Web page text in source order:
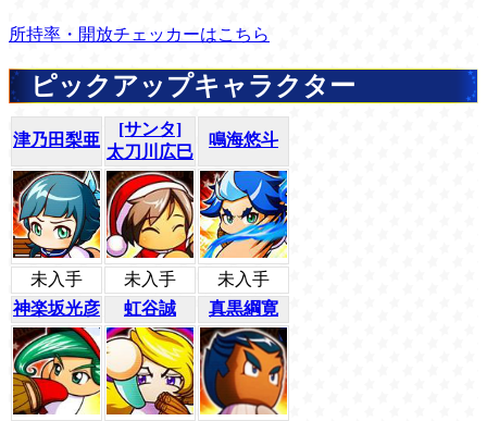
所持率・開放チェッカーはこちら
ピックアップキャラクター
津乃田梨亜
[サンタ]
太刀川広巳
鳴海悠斗
未入手 未入手
未入手
神楽坂光彦
虹谷誠 真黒綱寛